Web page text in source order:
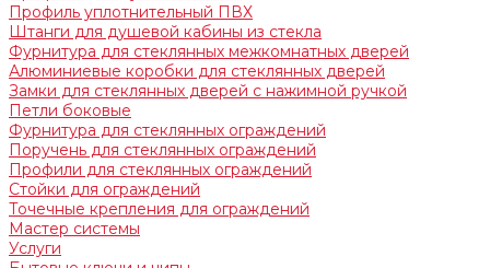
Профиль уплотнительный ПВХ
Штанги для душевой кабины из стекла
Фурнитура для стеклянных межкомнатных дверей
Алюминиевые коробки для стеклянных дверей
Замки для стеклянных дверей с нажимной ручкой
Петли боковые
Фурнитура для стеклянных ограждений
Поручень для стеклянных ограждений
Профили для стеклянных ограждений
Стойки для ограждений
Точечные крепления для ограждений
Мастер системы
Услуги